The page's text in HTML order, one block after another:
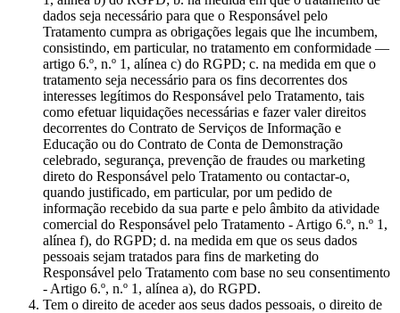
dados seja necessário para que o Responsável pelo
Tratamento cumpra as obrigações legais que lhe incumbem,
consistindo, em particular, no tratamento em conformidade —
artigo 6.º, n.º 1, alínea c) do RGPD; c. na medida em que o
tratamento seja necessário para os fins decorrentes dos
interesses legítimos do Responsável pelo Tratamento, tais
como efetuar liquidações necessárias e fazer valer direitos
decorrentes do Contrato de Serviços de Informação e
Educação ou do Contrato de Conta de Demonstração
celebrado, segurança, prevenção de fraudes ou marketing
direto do Responsável pelo Tratamento ou contactar-o,
quando justificado, em particular, por um pedido de
informação recebido da sua parte e pelo âmbito da atividade
comercial do Responsável pelo Tratamento - Artigo 6.º, n.º 1,
alínea f), do RGPD; d. na medida em que os seus dados
pessoais sejam tratados para fins de marketing do
Responsável pelo Tratamento com base no seu consentimento
- Artigo 6.º, n.º 1, alínea a), do RGPD.
Tem o direito de aceder aos seus dados pessoais, o direito de